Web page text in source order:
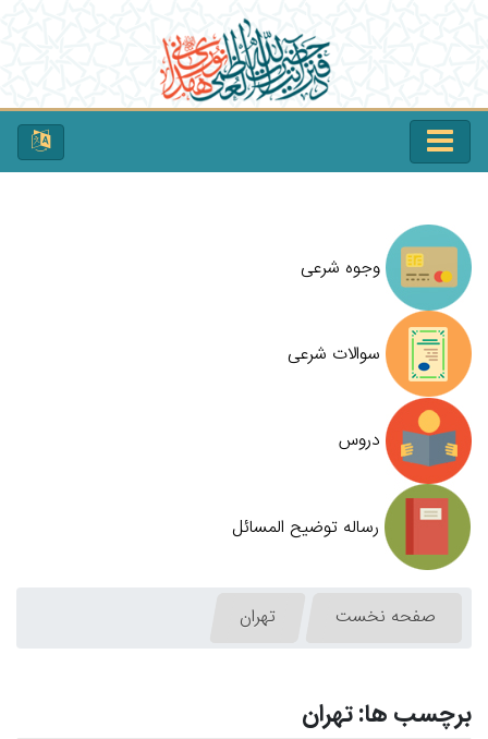
وجوه شرعی
سوالات شرعی
دروس
رساله توضیح المسائل
صفحه نخست تهران
برچسب ها: تهران